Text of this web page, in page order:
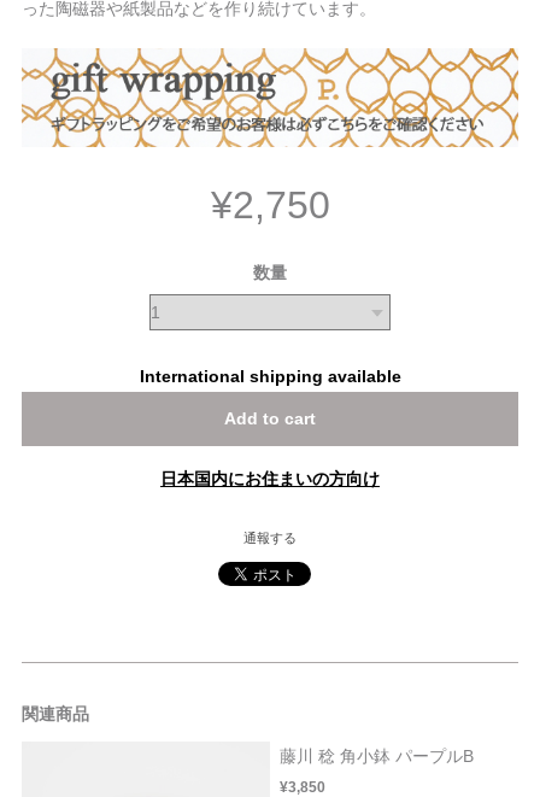
った陶磁器や紙製品などを作り続けています。
¥2,750
数量
International shipping available
Add to cart
日本国内にお住まいの方向け
通報する
関連商品
藤川 稔 角小鉢 パープルB
¥3,850